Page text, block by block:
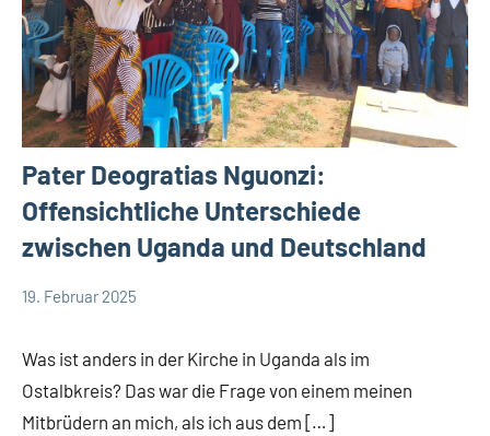
Pater Deogratias Nguonzi:
Offensichtliche Unterschiede
zwischen Uganda und Deutschland
19. Februar 2025
Was ist anders in der Kirche in Uganda als im
Ostalbkreis? Das war die Frage von einem meinen
Mitbrüdern an mich, als ich aus dem […]